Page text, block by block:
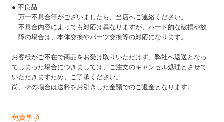
● 不良品
万一不具合等がございましたら、当店へご連絡ください。
不具合内容によっても対応は異なりますが、ハード的な破損や故
障の場合は、本体交換やパーツ交換等の対応になります。
お客様がご不在で商品をお受け取りいただけず、弊社へ返送となっ
てしまった場合につきましては、ご注文のキャンセル処理とさせて
いただきますため、ご了承ください。
尚、その場合は送料をお引きした金額でのご返金となります。
免責事項